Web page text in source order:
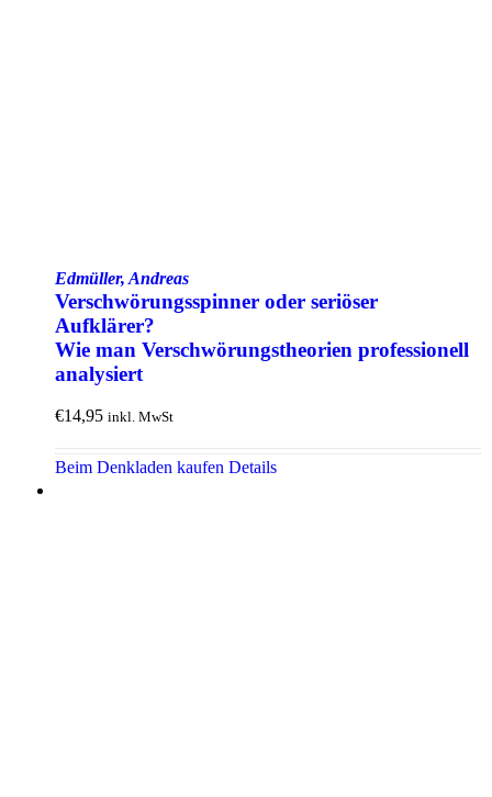
Edmüller, Andreas
Verschwörungs­spinner oder seriöser
Aufklärer?
Wie man Verschwörungs­theorien professionell
analysiert
€14,95 inkl. MwSt
Beim Denkladen kaufen Details